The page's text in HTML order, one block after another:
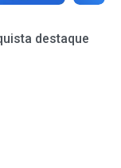
destaque